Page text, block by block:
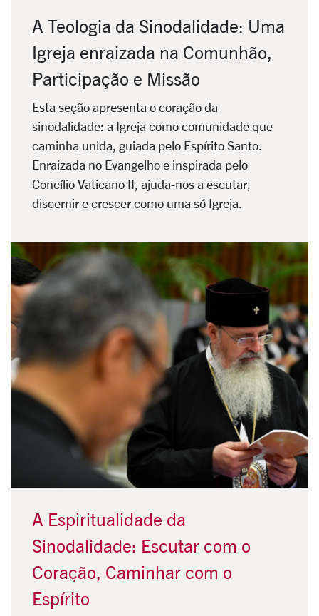
A Teologia da Sinodalidade: Uma
Igreja enraizada na Comunhão,
Participação e Missão
Esta seção apresenta o coração da
sinodalidade: a Igreja como comunidade que
caminha unida, guiada pelo Espírito Santo.
Enraizada no Evangelho e inspirada pelo
Concílio Vaticano II, ajuda-nos a escutar,
discernir e crescer como uma só Igreja.
A Espiritualidade da
Sinodalidade: Escutar com o
Coração, Caminhar com o
Espírito